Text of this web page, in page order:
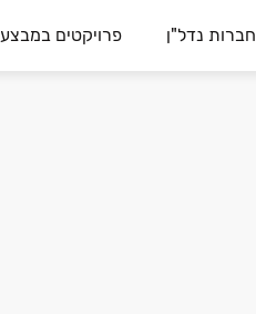
חברות נדל"ן פרויקטים במבצע